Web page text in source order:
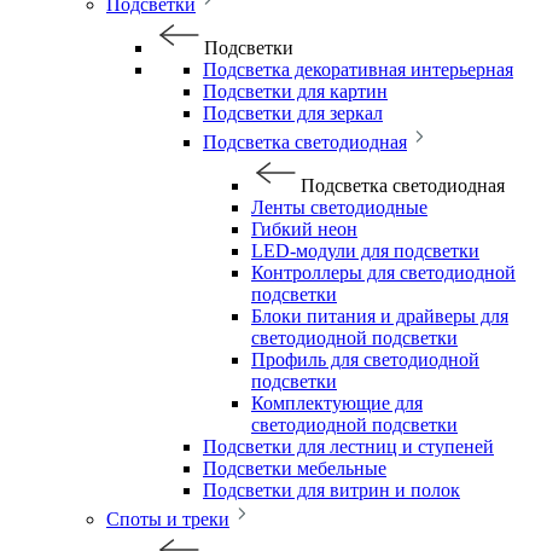
Подсветки
Подсветки
Подсветка декоративная интерьерная
Подсветки для картин
Подсветки для зеркал
Подсветка светодиодная
Подсветка светодиодная
Ленты светодиодные
Гибкий неон
LED-модули для подсветки
Контроллеры для светодиодной
подсветки
Блоки питания и драйверы для
светодиодной подсветки
Профиль для светодиодной
подсветки
Комплектующие для
светодиодной подсветки
Подсветки для лестниц и ступеней
Подсветки мебельные
Подсветки для витрин и полок
Споты и треки